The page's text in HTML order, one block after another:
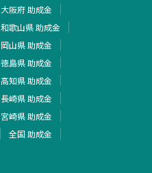
大阪府 助成金
和歌山県 助成金
岡山県 助成金
徳島県 助成金
高知県 助成金
長崎県 助成金
宮崎県 助成金
全国 助成金